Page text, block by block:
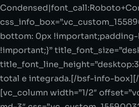
bottom: 0px
!important;}”
total e integrada.[/bsf-info-
[vc_column width=”1/2″